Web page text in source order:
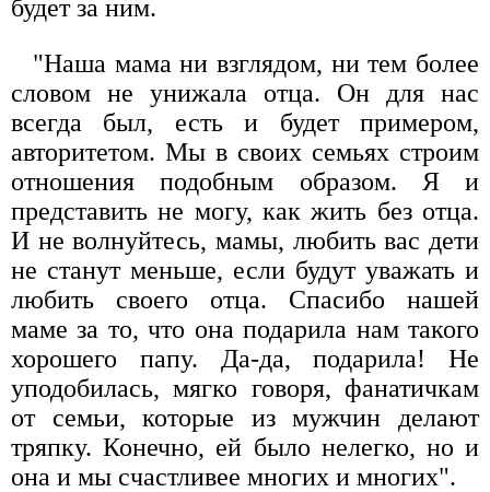
будет за ним.
"Наша мама ни взглядом, ни тем более
словом не унижала отца. Он для нас
всегда был, есть и будет примером,
авторитетом. Мы в своих семьях строим
отношения подобным образом. Я и
представить не могу, как жить без отца.
И не волнуйтесь, мамы, любить вас дети
не станут меньше, если будут уважать и
любить своего отца. Спасибо нашей
маме за то, что она подарила нам такого
хорошего папу. Да-да, подарила! Не
уподобилась, мягко говоря, фанатичкам
от семьи, которые из мужчин делают
тряпку. Конечно, ей было нелегко, но и
она и мы счастливее многих и многих".